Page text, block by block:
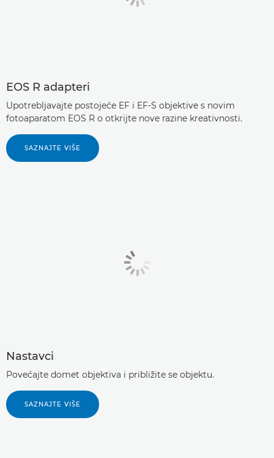
EOS R adapteri
Upotrebljavajte postojeće EF i EF-S objektive s novim
fotoaparatom EOS R o otkrijte nove razine kreativnosti.
SAZNAJTE VIŠE
Nastavci
Povećajte domet objektiva i približite se objektu.
SAZNAJTE VIŠE